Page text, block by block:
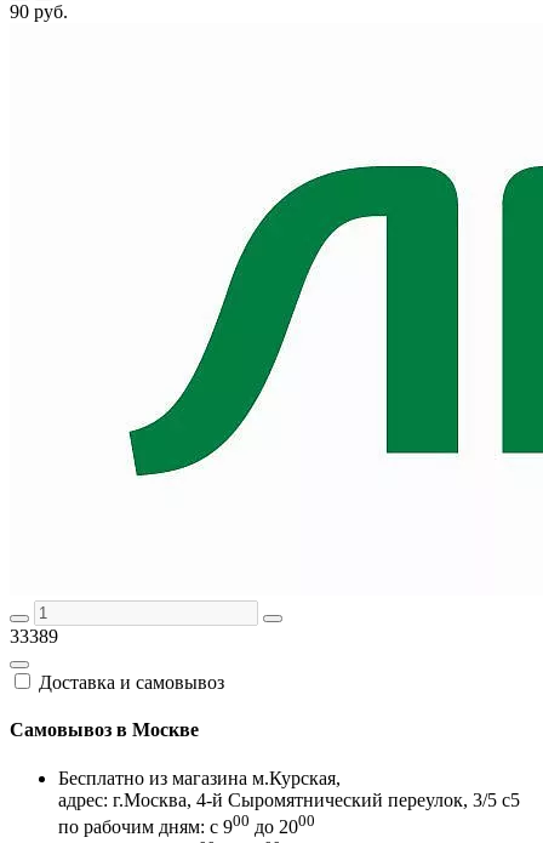
90 руб.
33389
Доставка и самовывоз
Самовывоз в Москве
Бесплатно из магазина м.Курская,
адрес: г.Москва, 4-й Сыромятнический переулок, 3/5 с5
по рабочим дням: с 900 до 2000